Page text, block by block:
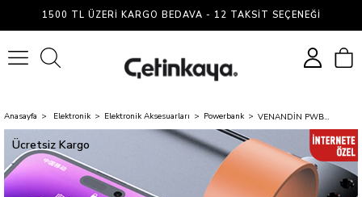
1500 TL ÜZERI KARGO BEDAVA - 12 TAKSIT SEÇENEĞI
Anasayfa Elektronik Elektronik Aksesuarları Powerbank VENANDİN PWB60B1 60.000 Mah Powerbank 100W PD 120W DC Laptop Uyumlu Hızlı Şarj Cihazı
Ücretsiz Kargo